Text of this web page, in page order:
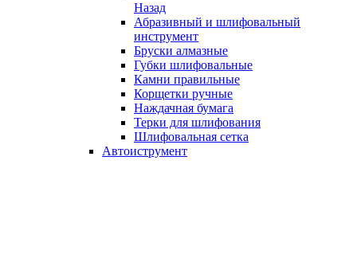
Назад
Абразивный и шлифовальный
инструмент
Бруски алмазные
Губки шлифовальные
Камни правильные
Корщетки ручные
Наждачная бумага
Терки для шлифования
Шлифовальная сетка
Автоиструмент